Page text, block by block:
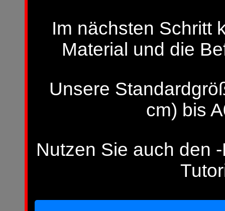
Im nächsten Schritt
Material und die
Unsere
cm) bis
Nutzen Sie auch den